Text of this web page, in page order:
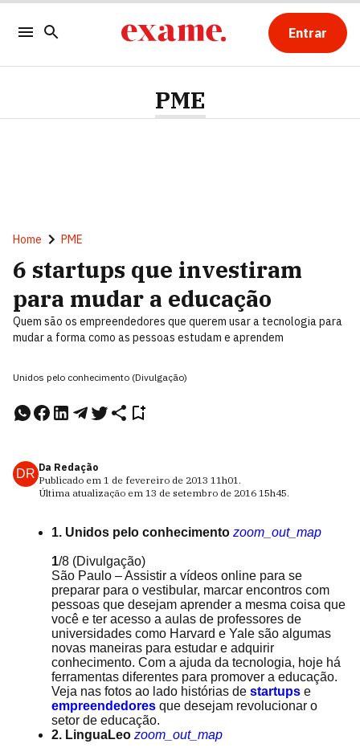
Entrar
PME
Home PME
6 startups que investiram
para mudar a educação
Quem são os empreendedores que querem usar a tecnologia para
mudar a forma como as pessoas estudam e aprendem
Unidos pelo conhecimento (Divulgação)
DR Da Redação
Publicado em 1 de fevereiro de 2013 11h01.
Última atualização em 13 de setembro de 2016 15h45.
1. Unidos pelo conhecimento zoom_out_map
1/8 (Divulgação)
São Paulo – Assistir a vídeos online para se
preparar para o vestibular, marcar encontros com
pessoas que desejam aprender a mesma coisa que
você e ter acesso a aulas de professores de
universidades como Harvard e Yale são algumas
novas maneiras para estudar e adquirir
conhecimento. Com a ajuda da tecnologia, hoje há
ferramentas diferentes para promover a educação.
Veja nas fotos ao lado histórias de startups e
empreendedores que desejam revolucionar o
setor de educação.
2. LinguaLeo zoom_out_map